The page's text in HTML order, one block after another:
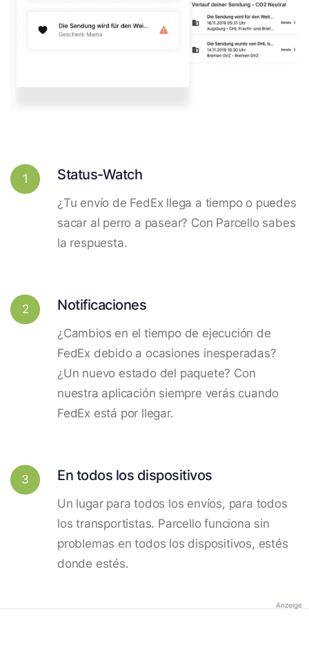
1 Status-Watch
¿Tu envío de FedEx llega a tiempo o puedes
sacar al perro a pasear? Con Parcello sabes
la respuesta.
2 Notificaciones
¿Cambios en el tiempo de ejecución de
FedEx debido a ocasiones inesperadas?
¿Un nuevo estado del paquete? Con
nuestra aplicación siempre verás cuando
FedEx está por llegar.
3 En todos los dispositivos
Un lugar para todos los envíos, para todos
los transportistas. Parcello funciona sin
problemas en todos los dispositivos, estés
donde estés.
Anzeige